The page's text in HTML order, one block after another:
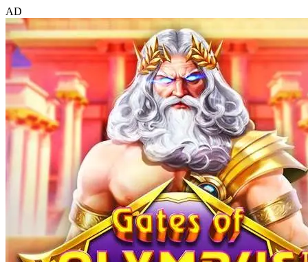
AD